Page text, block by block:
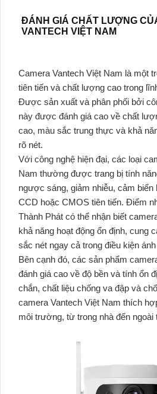
ĐÁNH GIÁ CHẤT LƯỢNG
VANTECH VIỆT NAM
Camera Vantech Việt Nam là một
tiên tiến và chất lượng cao trong
Được sản xuất và phân phối bởi
này được đánh giá cao về chất
cao, màu sắc trung thực và khả
rõ nét.
Với công nghệ hiện đại, các loại
Nam thường được trang bị tính
ngược sáng, giảm nhiễu, cảm biến
CCD hoặc CMOS tiên tiến. Điểm
Thành Phát có thể nhận biết
khả năng hoạt động ổn định, cung
sắc nét ngay cả trong điều kiện
Bên cạnh đó, các sản phẩm
đánh giá cao về độ bền và tính ổn
chắn, chất liệu chống va đập và
camera Vantech Việt Nam thích
môi trường, từ trong nhà đến ngoài